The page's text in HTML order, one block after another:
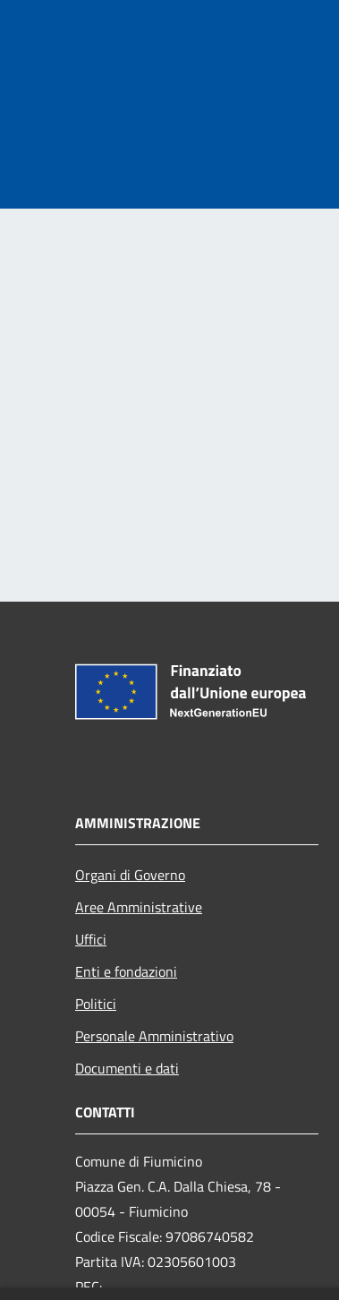
AMMINISTRAZIONE
Organi di Governo
Aree Amministrative
Uffici
Enti e fondazioni
Politici
Personale Amministrativo
Documenti e dati
CONTATTI
Comune di Fiumicino
Piazza Gen. C.A. Dalla Chiesa, 78 -
00054 - Fiumicino
Codice Fiscale: 97086740582
Partita IVA: 02305601003
PEC: